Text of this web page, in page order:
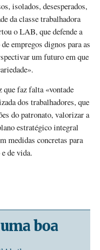
isolados, desesperados,
da classe trabalhadora
o LAB, que defende a
empregos dignos para as
um futuro em que
faz falta «vontade
dos trabalhadores, que
do patronato, valorizar a
estratégico integral
medidas concretas para
de vida.
boa